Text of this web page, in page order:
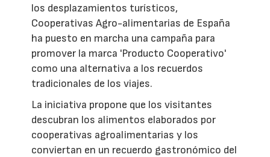
los desplazamientos turísticos,
Cooperativas Agro-alimentarias de España
ha puesto en marcha una campaña para
promover la marca 'Producto Cooperativo'
como una alternativa a los recuerdos
tradicionales de los viajes.
La iniciativa propone que los visitantes
descubran los alimentos elaborados por
cooperativas agroalimentarias y los
conviertan en un recuerdo gastronómico del